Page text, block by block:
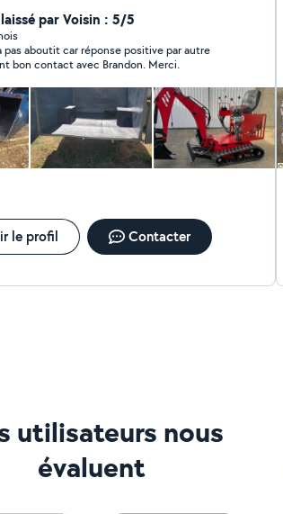
par Voisin : 5/5
pas aboutit car réponse positive par autre
bon contact avec Brandon. Merci.
le profil Contacter
utilisateurs nous
évaluent